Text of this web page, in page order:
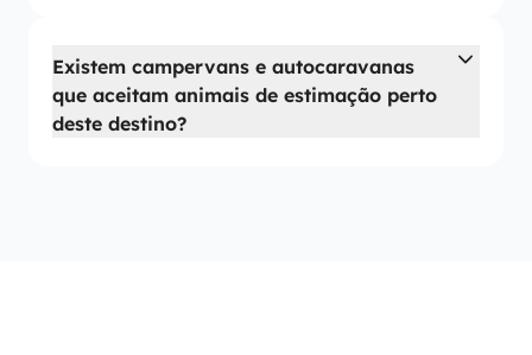
Existem campervans e autocaravanas
que aceitam animais de estimação perto
deste destino?